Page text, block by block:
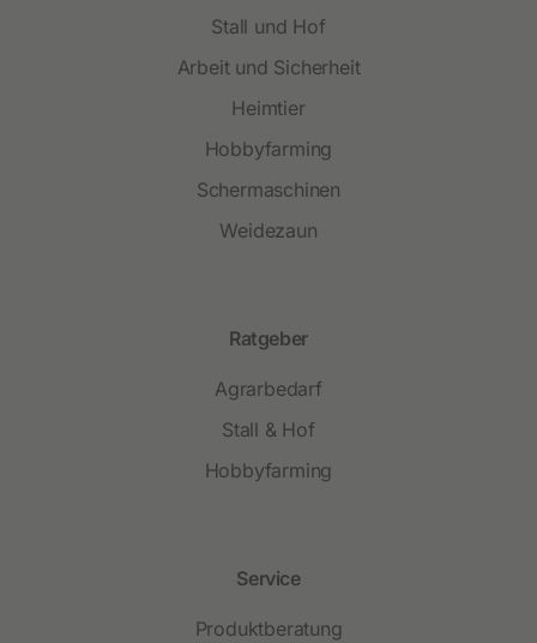
Stall und Hof
Arbeit und Sicherheit
Heimtier
Hobbyfarming
Schermaschinen
Weidezaun
Ratgeber
Agrarbedarf
Stall & Hof
Hobbyfarming
Service
Produktberatung